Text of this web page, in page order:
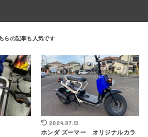
2024.07.13
ホンダ ズーマー オリジナルカラ